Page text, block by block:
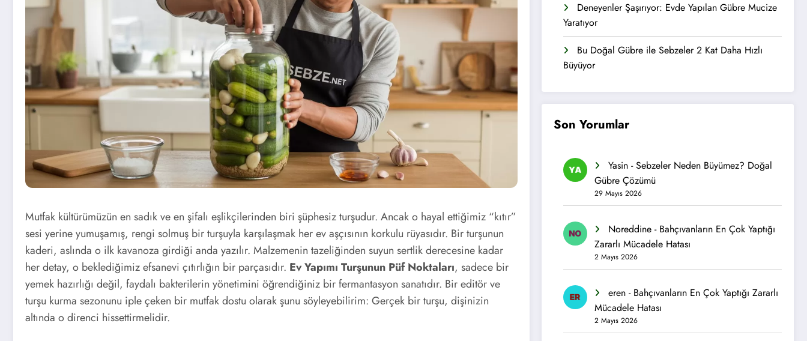
Mutfak kültürümüzün en sadık ve en şifalı eşlikçilerinden biri şüphesiz turşudur. Ancak o hayal ettiğimiz “kıtır”
sesi yerine yumuşamış, rengi solmuş bir turşuyla karşılaşmak her ev aşçısının korkulu rüyasıdır. Bir turşunun
kaderi, aslında o ilk kavanoza girdiği anda yazılır. Malzemenin tazeliğinden suyun sertlik derecesine kadar
her detay, o beklediğimiz efsanevi çıtırlığın bir parçasıdır. Ev Yapımı Turşunun Püf Noktaları, sadece bir
yemek hazırlığı değil, faydalı bakterilerin yönetimini öğrendiğiniz bir fermantasyon sanatıdır. Bir editör ve
turşu kurma sezonunu iple çeken bir mutfak dostu olarak şunu söyleyebilirim: Gerçek bir turşu, dişinizin
altında o direnci hissettirmelidir.
Deneyenler Şaşırıyor: Evde Yapılan Gübre Mucize
Yaratıyor
Bu Doğal Gübre ile Sebzeler 2 Kat Daha Hızlı
Büyüyor
Son Yorumlar
Yasin -Sebzeler Neden Büyümez? Doğal
Gübre Çözümü
29 Mayıs 2026
Noreddine - Bahçıvanların En Çok Yaptığı
Zararlı Mücadele Hatası
2 Mayıs 2026
eren - Bahçıvanların En Çok Yaptığı Zararlı
Mücadele Hatası
2 Mayıs 2026